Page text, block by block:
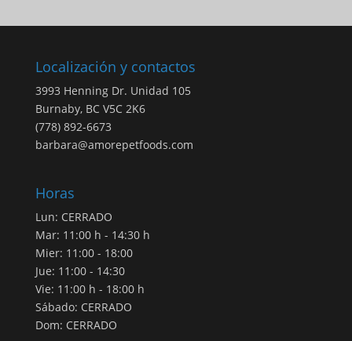
Localización y contactos
3993 Henning Dr. Unidad 105
Burnaby, BC V5C 2K6
(778) 892-6673
barbara@amorepetfoods.com
Horas
Lun: CERRADO
Mar: 11:00 h - 14:30 h
Mier: 11:00 - 18:00
Jue: 11:00 - 14:30
Vie: 11:00 h - 18:00 h
Sábado: CERRADO
Dom: CERRADO